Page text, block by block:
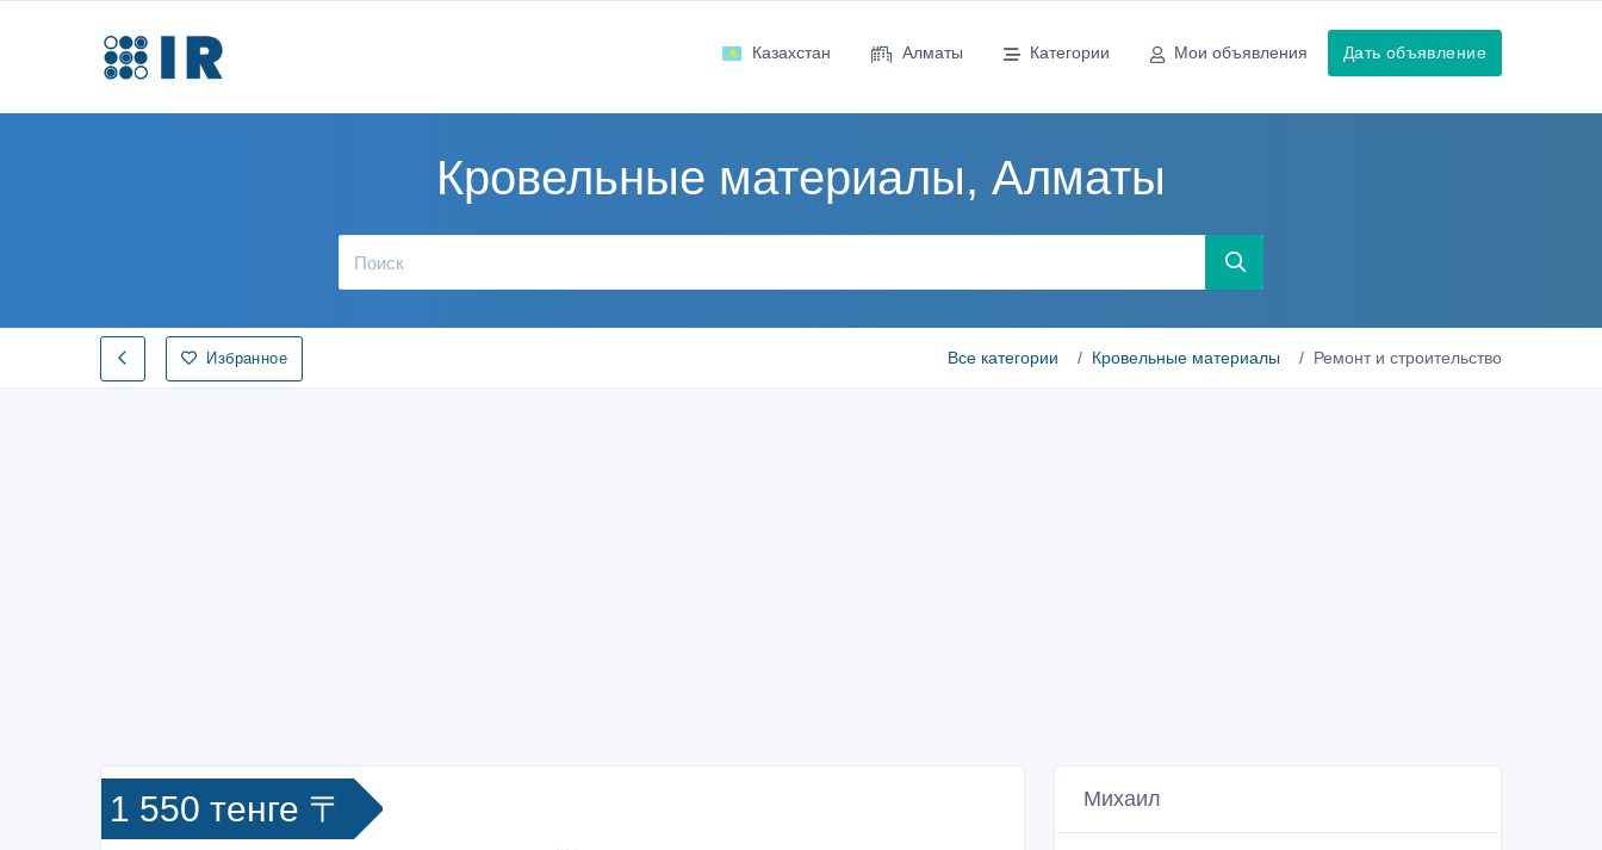
Казахстан Алматы Категории Мои объявления Дать объявление
Кровельные материалы, Алматы
Избранное Все категории Кровельные материалы Ремонт и строительство
1 550 тенге 〒 Михаил